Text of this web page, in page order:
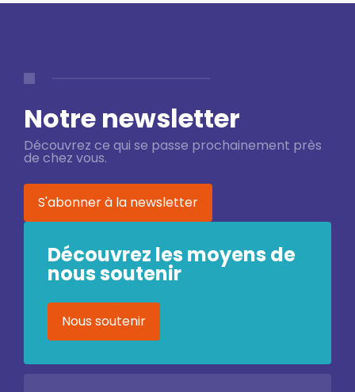
Notre newsletter
Découvrez ce qui se passe prochainement près
de chez vous.
S'abonner à la newsletter
Découvrez les moyens de
nous soutenir
Nous soutenir